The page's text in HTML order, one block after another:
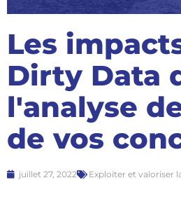
Les
Dirty Data
l'analyse
de vos
juillet 27, 2022 Exploiter et valoriser